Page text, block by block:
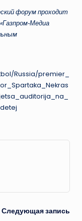
форум проходит
Russia/premier_
Следующая запись